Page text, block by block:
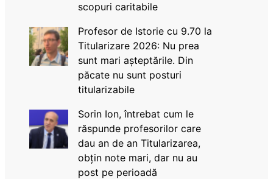
scopuri caritabile
Profesor de Istorie cu 9.70 la
Titularizare 2026: Nu prea
sunt mari așteptările. Din
păcate nu sunt posturi
titularizabile
Sorin Ion, întrebat cum le
răspunde profesorilor care
dau an de an Titularizarea,
obțin note mari, dar nu au
post pe perioadă